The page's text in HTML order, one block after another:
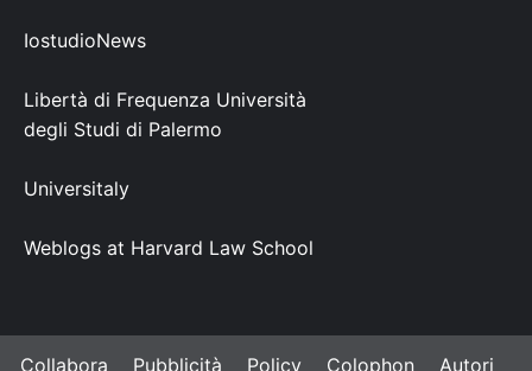
IostudioNews
Libertà di Frequenza Università
degli Studi di Palermo
Universitaly
Weblogs at Harvard Law School
Collabora Pubblicità Policy Colophon Autori